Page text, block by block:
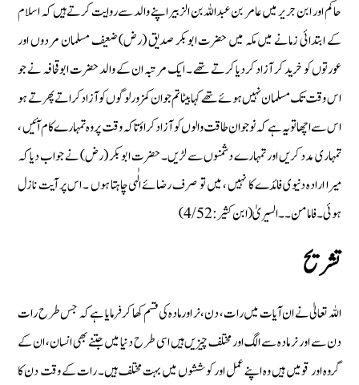
حاکم اور ابن جریر میں عامر بن عبداللہ بن الزبیر اپنے والد سے روایت کرتے ہیں کہ اسلام
کے ابتدائی زمانے میں مکہ میں حضرت ابوبکر صدیق (رض) ضعیف مسلمان مردوں اور
عورتوں کو خرید کر آزاد کردیا کرتے تھے ۔ ایک مرتبہ ان کے والد حضرت ابوقحافہ نے جو
اس وقت تک مسلمان نہیں ہوئے تھے کہا بیٹا تم جو ان کمزور لوگوں کو آزاد کراتے پھرتے ہو
اس سے اچھا تو یہ ہے کہ نوجوان طاقت والوں کو آزاد کراؤ تاکہ وقت پر وہ تمہارے کام آئیں ،
تمہاری مدد کریں اور تمہارے دشمنوں سے لڑیں ۔ حضرت ابوبکر (رض) نے جواب دیا کہ
میرا ارادہ دنیوی فائدے کا نہیں ، میں تو صرف رضائے الٰہی چاہتا ہوں ۔ اس پر آیت نازل
ہوئی ۔ فاما من۔۔ السیریٰ (ابن کثیر :4/52)
تشریح
اللہ تعالیٰ نے ان آیات میں رات، دن، نر اور مادہ کی قسم کھا کر فرمایا ہے کہ جس طرح رات
دن سے اور نر مادہ سے الگ اور مختلف چیزیں ہیں اسی طرح دنیا میں جتنے بھی انسان، ان کے
گروہ اور قومیں ہیں وہ اپنے عمل اور کوششوں میں بہت مختلف ہیں۔ رات کے وقت دن کا